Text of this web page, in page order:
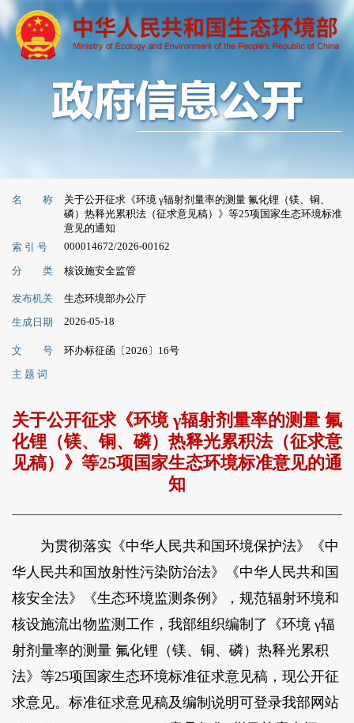
名 称
关于公开征求《环境 γ辐射剂量率的测量 氟化锂（镁、铜、
磷）热释光累积法（征求意见稿）》等25项国家生态环境标准
意见的通知
索 引 号
000014672/2026-00162
分 类 核设施安全监管
发布机关
生态环境部办公厅
生成日期
2026-05-18
文 号
环办标征函〔2026〕16号
主 题 词
关于公开征求《环境 γ辐射剂量率的测量 氟
化锂（镁、铜、磷）热释光累积法（征求意
见稿）》等25项国家生态环境标准意见的通
知
为贯彻落实《中华人民共和国环境保护法》《中
华人民共和国放射性污染防治法》《中华人民共和国
核安全法》《生态环境监测条例》，规范辐射环境和
核设施流出物监测工作，我部组织编制了《环境 γ辐
射剂量率的测量 氟化锂（镁、铜、磷）热释光累积
法》等25项国家生态环境标准征求意见稿，现公开征
求意见。标准征求意见稿及编制说明可登录我部网站